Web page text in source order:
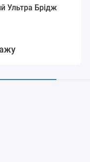
Ультра Брідж